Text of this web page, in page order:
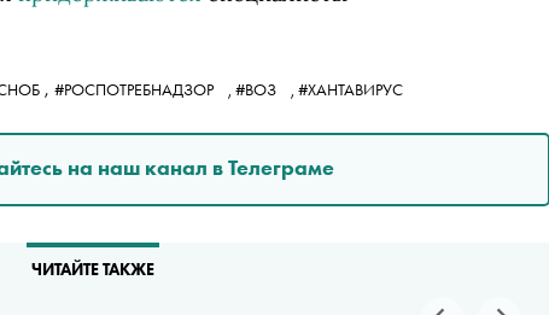
, #РОСПОТРЕБНАДЗОР , #ВОЗ , #ХАНТАВИРУС
на наш канал в Телеграме
ЧИТАЙТЕ ТАКЖЕ